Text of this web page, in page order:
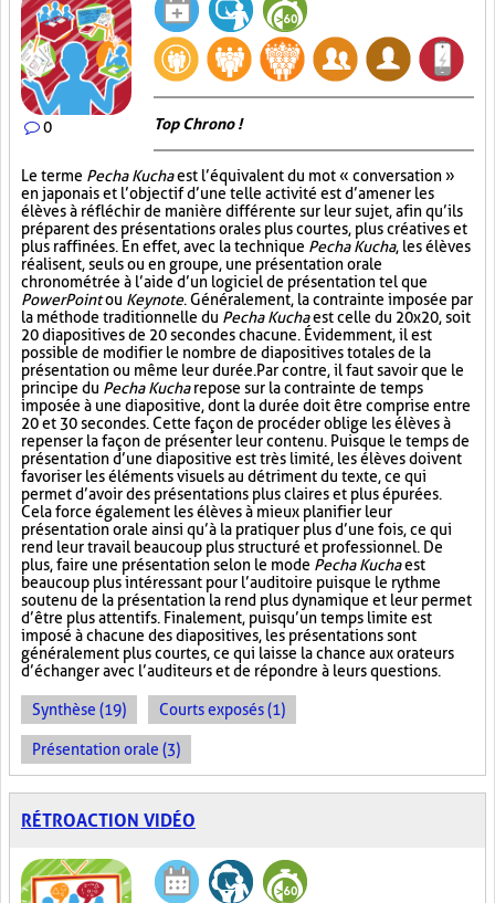
0 Top Chrono !
Le terme Pecha Kuchaest l’équivalent du mot « conversation »
en japonais et l’objectif d’une telle activité est d’amener les
élèves à réfléchir de manière différente sur leur sujet, afin qu’ils
préparent des présentations orales plus courtes, plus créatives et
plus raffinées. En effet, avec la technique Pecha Kucha, les élèves
réalisent, seuls ou en groupe, une présentation orale
chronométrée à l’aide d’un logiciel de présentation tel que
PowerPointou Keynote. Généralement, la contrainte imposée par
la méthode traditionnelle du Pecha Kuchaest celle du 20x20, soit
20 diapositives de 20 secondes chacune. Évidemment, il est
possible de modifier le nombre de diapositives totales de la
présentation ou même leur durée. Par contre, il faut savoir que le
principe du Pecha Kucharepose sur la contrainte de temps
imposée à une diapositive, dont la durée doit être comprise entre
20 et 30 secondes. Cette façon de procéder oblige les élèves à
repenser la façon de présenter leur contenu. Puisque le temps de
présentation d’une diapositive est très limité, les élèves doivent
favoriser les éléments visuels au détriment du texte, ce qui
permet d’avoir des présentations plus claires et plus épurées.
Cela force également les élèves à mieux planifier leur
présentation orale ainsi qu’à la pratiquer plus d’une fois, ce qui
rend leur travail beaucoup plus structuré et professionnel. De
plus, faire une présentation selon le mode Pecha Kuchaest
beaucoup plus intéressant pour l’auditoire puisque le rythme
soutenu de la présentation la rend plus dynamique et leur permet
d’être plus attentifs. Finalement, puisqu’un temps limite est
imposé à chacune des diapositives, les présentations sont
généralement plus courtes, ce qui laisse la chance aux orateurs
d’échanger avec l’auditeurs et de répondre à leurs questions.
Synthèse (19) Courts exposés (1)
Présentation orale (3)
RÉTROACTION VIDÉO